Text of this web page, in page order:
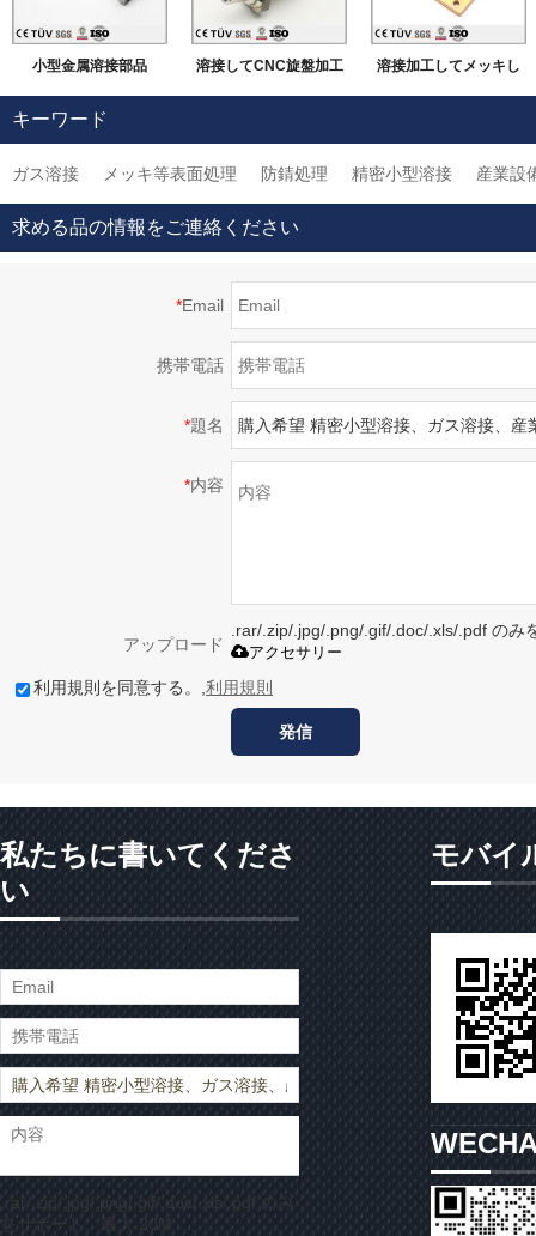
小型金属溶接部品 溶接してCNC旋盤加工 溶接加工してメッキし
キーワード
ガス溶接 メッキ等表面処理 防錆処理 精密小型溶接 産業設
求める品の情報をご連絡ください
*Email
携帯電話
*題名
*内容
アップロード
.rar/.zip/.jpg/.png/.gif/.doc/.xls/.pdf のみ
アクセサリー
利用規則を同意する。, 利用規則
発信
私たちに書いてくださ
い
.rar/.zip/.jpg/.png/.gif/.doc/.xls/.pdf のみ
をサポート、最大 20M
モバイ